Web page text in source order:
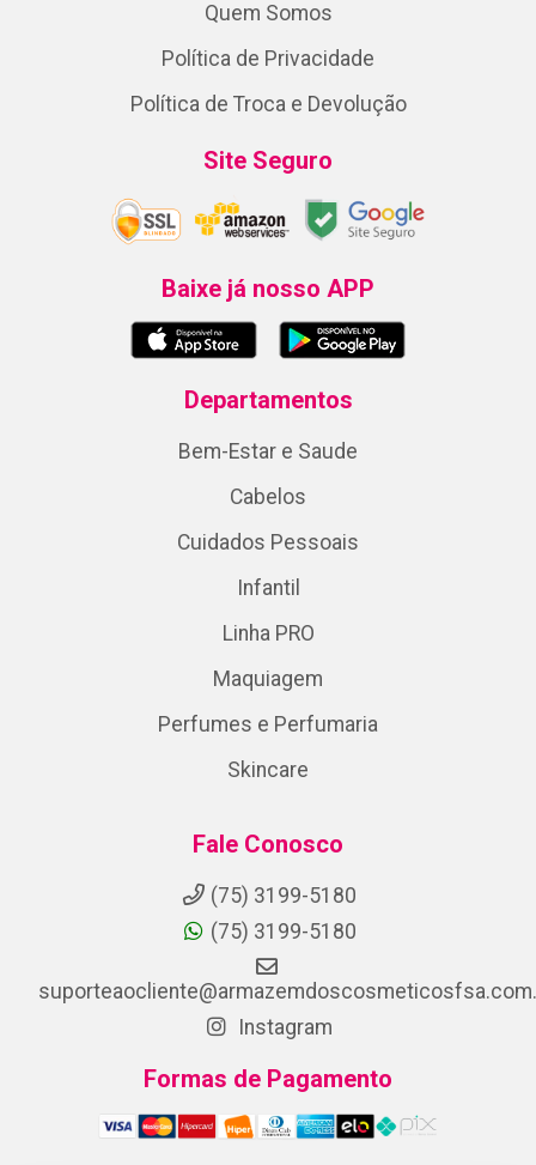
Quem Somos
Política de Privacidade
Política de Troca e Devolução
Site Seguro
Baixe já nosso APP
Departamentos
Bem-Estar e Saude
Cabelos
Cuidados Pessoais
Infantil
Linha PRO
Maquiagem
Perfumes e Perfumaria
Skincare
Fale Conosco
(75) 3199-5180
(75) 3199-5180
Instagram
Formas de Pagamento